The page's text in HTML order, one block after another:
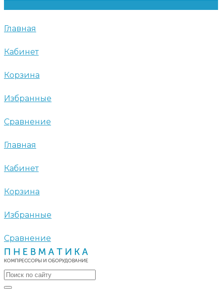
Главная
Кабинет
Корзина
Избранные
Сравнение
Главная
Кабинет
Корзина
Избранные
Сравнение